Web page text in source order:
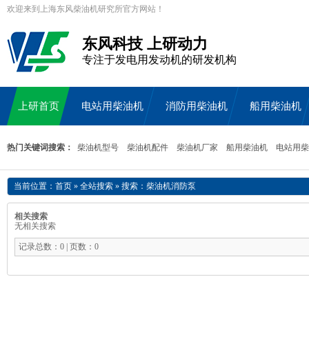
欢迎来到上海东风柴油机研究所官方网站！
东风科技 上研动力
专注于发电用发动机的研发机构
上研首页 电站用柴油机 消防用柴油机 船用柴油机
热门关键词搜索： 柴油机型号 柴油机配件 柴油机厂家 船用柴油机 电站用
当前位置： 首页 » 全站搜索 » 搜索：柴油机消防泵
相关搜索
无相关搜索
记录总数：0 | 页数：0